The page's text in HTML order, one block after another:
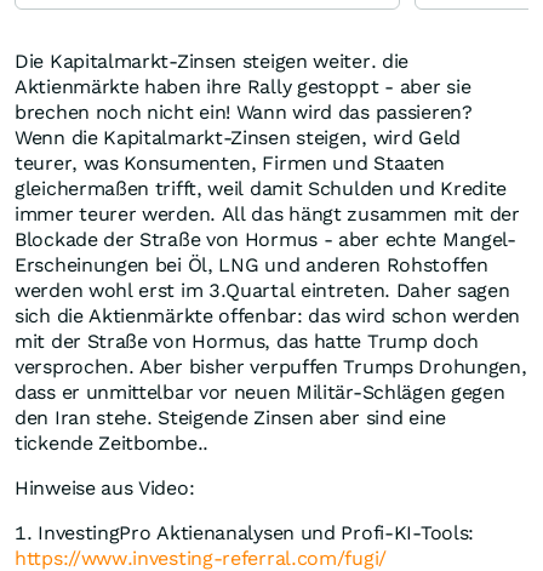
Die Kapitalmarkt-Zinsen steigen weiter. die
Aktienmärkte haben ihre Rally gestoppt - aber sie
brechen noch nicht ein! Wann wird das passieren?
Wenn die Kapitalmarkt-Zinsen steigen, wird Geld
teurer, was Konsumenten, Firmen und Staaten
gleichermaßen trifft, weil damit Schulden und Kredite
immer teurer werden. All das hängt zusammen mit der
Blockade der Straße von Hormus - aber echte Mangel-
Erscheinungen bei Öl, LNG und anderen Rohstoffen
werden wohl erst im 3.Quartal eintreten. Daher sagen
sich die Aktienmärkte offenbar: das wird schon werden
mit der Straße von Hormus, das hatte Trump doch
versprochen. Aber bisher verpuffen Trumps Drohungen,
dass er unmittelbar vor neuen Militär-Schlägen gegen
den Iran stehe. Steigende Zinsen aber sind eine
tickende Zeitbombe..
Hinweise aus Video:
1. InvestingPro Aktienanalysen und Profi-KI-Tools:
https://www.investing-referral.com/fugi/